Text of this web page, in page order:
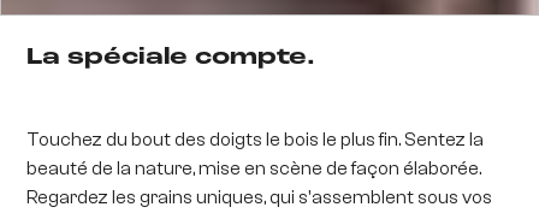
La spéciale compte.
Touchez du bout des doigts le bois le plus fin. Sentez la
beauté de la nature, mise en scène de façon élaborée.
Regardez les grains uniques, qui s'assemblent sous vos